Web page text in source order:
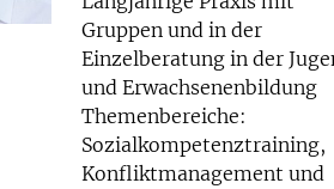
Gruppen und in der
Einzelberatung in der
und Erwachsenenbildung
Themenbereiche:
Sozialkompetenztraining,
Konfliktmanagement und